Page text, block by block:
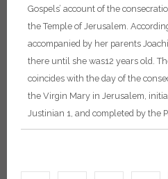
Gospels’ account of the
the Temple of Jerusalem.
accompanied by her parents
there until she was12 years old.
coincides with the day of the
the Virgin Mary in Jerusalem,
Justinian 1, and completed by the